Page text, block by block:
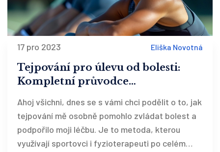
17 pro 2023 Eliška Novotná
Tejpování pro úlevu od bolesti:
Kompletní průvodce
Ahoj všichni, dnes se s vámi chci podělit o to, jak
tejpování mě osobně pomohlo zvládat bolest a
podpořilo moji léčbu. Je to metoda, kterou
využívají sportovci i fyzioterapeuti po celém